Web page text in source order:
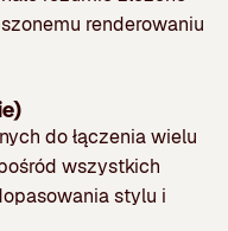
renderowaniu
do łączenia wielu
wszystkich
stylu i